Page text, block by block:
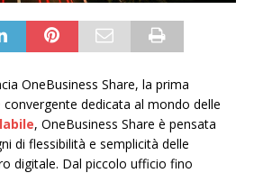
OneBusiness Share, la prima
dedicata al mondo delle
, OneBusiness Share è pensata
di flessibilità e semplicità delle
digitale. Dal piccolo ufficio fino